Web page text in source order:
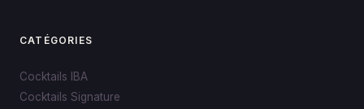
CATÉGORIES
Cocktails IBA
Cocktails Signature